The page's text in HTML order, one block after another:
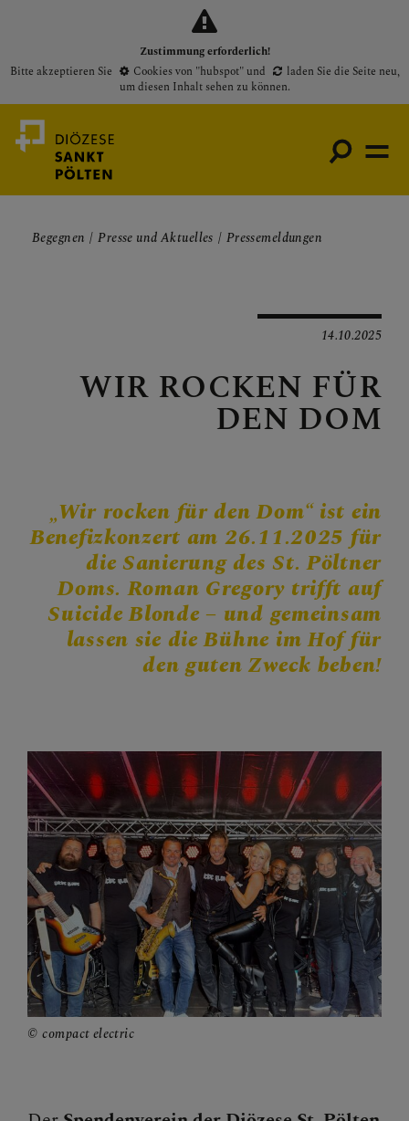
Zustimmung erforderlich!
Bitte akzeptieren Sie
Cookies von "hubspot"und laden Sie die Seite neu,
um diesen Inhalt sehen zu können.
Pfarrservice
FRAGEN
GLAUBEN
MITMACHEN
BEGEGNEN
Begegnungstage
Seelsorge
Bischof
Personen
Diözesane Verwaltung
Begegnen Presse und Aktuelles Pressemeldungen
14.10.2025
WIR ROCKEN FÜR
DEN DOM
„Wir rocken für den Dom“ ist ein
Benefizkonzert am 26.11.2025 für
die Sanierung des St. Pöltner
Doms. Roman Gregory trifft auf
Suicide Blonde– und gemeinsam
lassen sie die Bühne im Hof für
den guten Zweck beben!
compact electric